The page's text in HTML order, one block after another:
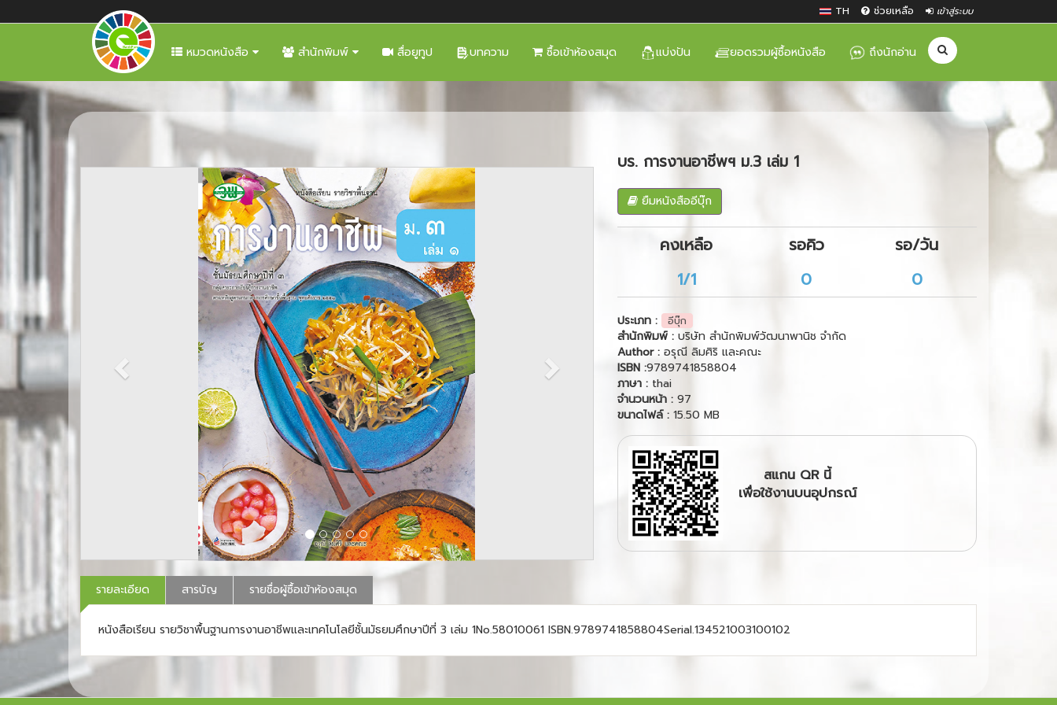
TH ช่วยเหลือ เข้าสู่ระบบ
หมวดหนังสือ สำนักพิมพ์ สื่อยูทูป บทความ ซื้อเข้าห้องสมุด แบ่งปัน ยอดรวมผู้ซื้อหนังสือ ถึงนักอ่าน
บร. การงานอาชีพฯ ม.3 เล่ม 1
ยืมหนังสืออีบุ๊ก
คงเหลือ รอคิว
รอ/วัน
1/1
0 0
ประเภท : อีบุ๊ก
สำนักพิมพ์ : บริษัท สำนักพิมพ์วัฒนาพานิช จำกัด
Author : อรุณี ลิมศิริ และคณะ
ISBN :9789741858804
ภาษา : thai
จำนวนหน้า : 97
ขนาดไฟล์ : 15.50 MB
สแกน QR นี้
เพื่อใช้งานบนอุปกรณ์
รายละเอียด สารบัญ รายชื่อผู้ซื้อเข้าห้องสมุด
หนังสือเรียน รายวิชาพื้นฐานการงานอาชีพและเทคโนโลยีชั้นมัธยมศึกษาปีที่ 3 เล่ม 1No.58010061 ISBN.9789741858804Serial.134521003100102